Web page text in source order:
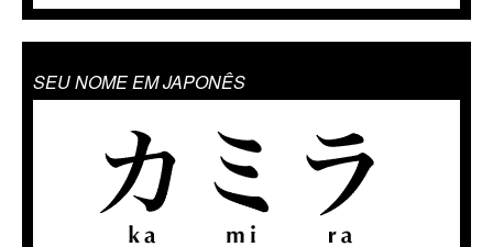
SEU NOME EM JAPONÊS